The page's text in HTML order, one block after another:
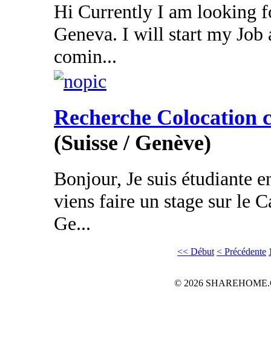
Hi Currently I am looking
Geneva. I will start my Job
comin...
Recherche Colocation
(Suisse / Genève)
Bonjour, Je suis étudiante
viens faire un stage sur le
Ge...
<< Début < Précédente
© 2026